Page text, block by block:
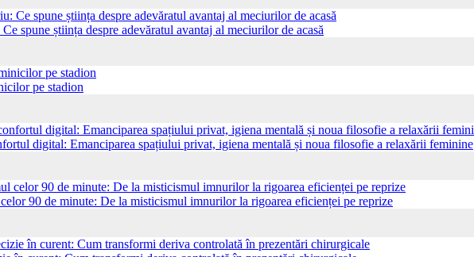
spune știința despre adevăratul avantaj al meciurilor de acasă
pe stadion
digital: Emanciparea spațiului privat, igiena mentală și noua filosofie a relaxării feminine
90 de minute: De la misticismul imnurilor la rigoarea eficienței pe reprize